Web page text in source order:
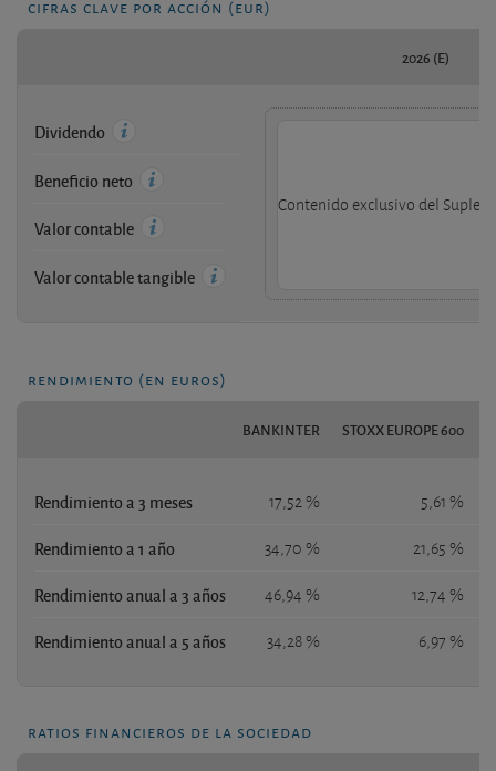
cifras clave por acción (eur)
2026 (E)
Dividendo
Contenido exclusivo del
Beneficio neto
Valor contable
Valor contable tangible
rendimiento (en euros)
BANKINTER STOXX EUROPE 600
Rendimiento a 3 meses 17,52 % 5,61 %
Rendimiento a 1 año 34,70 % 21,65 %
Rendimiento anual a 3 años 46,94 % 12,74 %
Rendimiento anual a 5 años 34,28 % 6,97 %
ratios financieros de la sociedad